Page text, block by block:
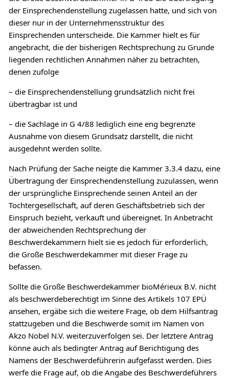
der Einsprechendenstellung zugelassen hatte, und sich von
dieser nur in der Unternehmensstruktur des
Einsprechenden unterscheide. Die Kammer hielt es für
angebracht, die der bisherigen Rechtsprechung zu Grunde
liegenden rechtlichen Annahmen näher zu betrachten,
denen zufolge
– die Einsprechendenstellung grundsätzlich nicht frei
übertragbar ist und
– die Sachlage in G 4/88 lediglich eine eng begrenzte
Ausnahme von diesem Grundsatz darstellt, die nicht
ausgedehnt werden sollte.
Nach Prüfung der Sache neigte die Kammer 3.3.4 dazu, eine
Übertragung der Einsprechendenstellung zuzulassen, wenn
der ursprüngliche Einsprechende seinen Anteil an der
Tochtergesellschaft, auf deren Geschäftsbetrieb sich der
Einspruch bezieht, verkauft und übereignet. In Anbetracht
der abweichenden Rechtsprechung der
Beschwerdekammern hielt sie es jedoch für erforderlich,
die Große Beschwerdekammer mit dieser Frage zu
befassen.
Sollte die Große Beschwerdekammer bioMérieux B.V. nicht
als beschwerdeberechtigt im Sinne des Artikels 107 EPÜ
ansehen, ergäbe sich die weitere Frage, ob dem Hilfsantrag
stattzugeben und die Beschwerde somit im Namen von
Akzo Nobel N.V. weiterzuverfolgen sei. Der letztere Antrag
könne auch als bedingter Antrag auf Berichtigung des
Namens der Beschwerdeführerin aufgefasst werden. Dies
werfe die Frage auf, ob die Angabe des Beschwerdeführers